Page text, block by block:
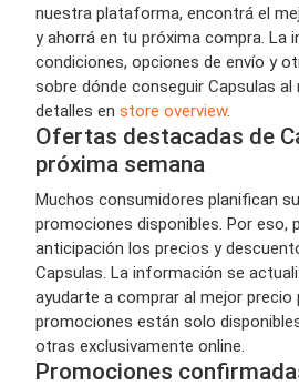
nuestra plataforma, encontrá el
y ahorrá en tu próxima compra. La
condiciones, opciones de envío y
sobre dónde conseguir Capsulas al
detalles en store overview.
Ofertas destacadas de
próxima semana
Muchos consumidores planifican
promociones disponibles. Por eso,
anticipación los precios y
Capsulas. La información se
ayudarte a comprar al mejor precio
promociones están solo
otras exclusivamente online.
Promociones